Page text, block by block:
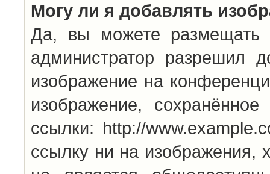
Могу ли я добавлять
Да, вы можете размещать
администратор разрешил
изображение на
изображение,
ссылки: http://
ссылку ни на